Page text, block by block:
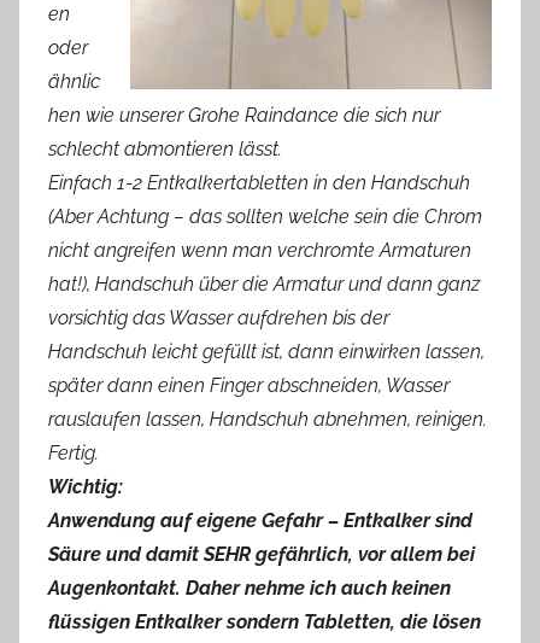
en
oder
ähnlic
hen wie unserer Grohe Raindance die sich nur
schlecht abmontieren lässt.
Einfach 1-2 Entkalkertabletten in den Handschuh
(Aber Achtung – das sollten welche sein die Chrom
nicht angreifen wenn man verchromte Armaturen
hat!), Handschuh über die Armatur und dann ganz
vorsichtig das Wasser aufdrehen bis der
Handschuh leicht gefüllt ist, dann einwirken lassen,
später dann einen Finger abschneiden, Wasser
rauslaufen lassen, Handschuh abnehmen, reinigen.
Fertig.
Wichtig:
Anwendung auf eigene Gefahr – Entkalker sind
Säure und damit SEHR gefährlich, vor allem bei
Augenkontakt. Daher nehme ich auch keinen
flüssigen Entkalker sondern Tabletten, die lösen